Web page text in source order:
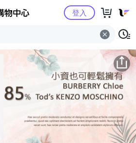
Yahoo購物中心
登入